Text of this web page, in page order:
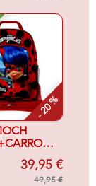
- 20 %
LADY
BUG39,95 €
49,95 €